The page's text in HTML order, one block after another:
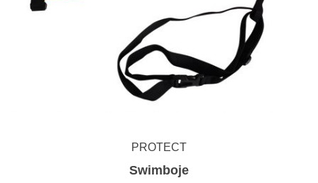
PROTECT
Swimboje